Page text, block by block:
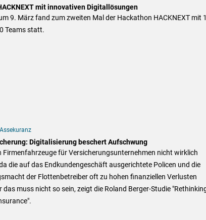
mit innovativen Digitallösungen
9. März fand zum zweiten Mal der Hackathon HACKNEXT mit
Teams statt.
Assekuranz
Digitalisierung beschert Aufschwung
Firmenfahrzeuge für Versicherungsunternehmen nicht wirklich
die auf das Endkundengeschäft ausgerichtete Policen und die
der Flottenbetreiber oft zu hohen finanziellen Verlusten
das muss nicht so sein, zeigt die Roland Berger-Studie